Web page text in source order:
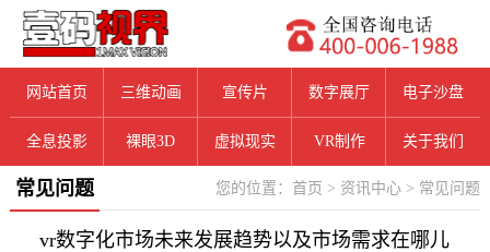
网站首页 三维动画 宣传片 数字展厅 电子沙盘
全息投影 裸眼3D 虚拟现实 VR制作 关于我们
您的位置： 首页 > 资讯中心 > 常见问题
常见问题
vr数字化市场未来发展趋势以及市场需求在哪儿